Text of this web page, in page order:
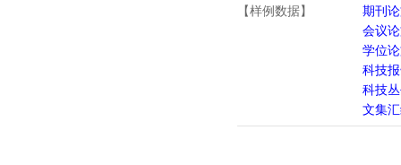
【样例数据】
期刊
会议
学位
科技
科技
文集